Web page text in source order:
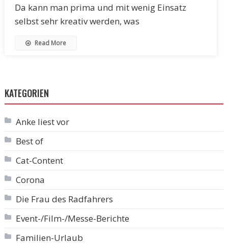
Da kann man prima und mit wenig Einsatz
selbst sehr kreativ werden, was
Read More
KATEGORIEN
Anke liest vor
Best of
Cat-Content
Corona
Die Frau des Radfahrers
Event-/Film-/Messe-Berichte
Familien-Urlaub